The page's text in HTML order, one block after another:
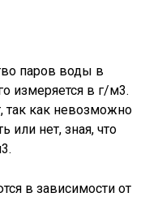
паров воды в
измеряется в г/м3.
так как невозможно
или нет, зная, что
в зависимости от